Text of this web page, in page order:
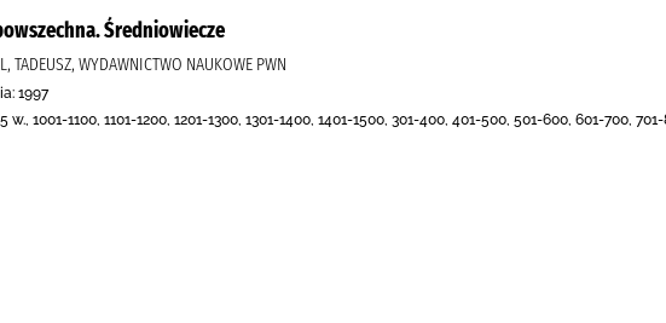
Średniowiecze
TADEUSZ, WYDAWNICTWO NAUKOWE PWN
1997
w., 1001-1100, 1101-1200, 1201-1300, 1301-1400, 1401-1500, 301-400, 401-500, 501-600, 601-700,